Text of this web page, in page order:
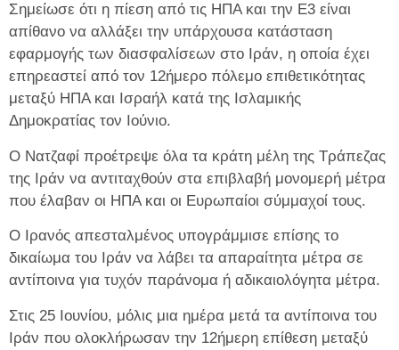
Σημείωσε ότι η πίεση από τις ΗΠΑ και την E3 είναι
απίθανο να αλλάξει την υπάρχουσα κατάσταση
εφαρμογής των διασφαλίσεων στο Ιράν, η οποία έχει
επηρεαστεί από τον 12ήμερο πόλεμο επιθετικότητας
μεταξύ ΗΠΑ και Ισραήλ κατά της Ισλαμικής
Δημοκρατίας τον Ιούνιο.
Ο Νατζαφί προέτρεψε όλα τα κράτη μέλη της Τράπεζας
της Ιράν να αντιταχθούν στα επιβλαβή μονομερή μέτρα
που έλαβαν οι ΗΠΑ και οι Ευρωπαίοι σύμμαχοί τους.
Ο Ιρανός απεσταλμένος υπογράμμισε επίσης το
δικαίωμα του Ιράν να λάβει τα απαραίτητα μέτρα σε
αντίποινα για τυχόν παράνομα ή αδικαιολόγητα μέτρα.
Στις 25 Ιουνίου, μόλις μια ημέρα μετά τα αντίποινα του
Ιράν που ολοκλήρωσαν την 12ήμερη επίθεση μεταξύ